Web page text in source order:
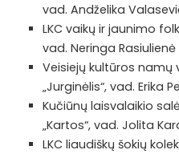
vad. Andželika
LKC vaikų ir jaunimo
vad. Neringa Rasiulienė
Veisiejų kultūros
„Jurginėlis“, vad. Erika
Kučiūnų laisvalaikio
„Kartos“, vad. Jolita
LKC liaudiškų šokių